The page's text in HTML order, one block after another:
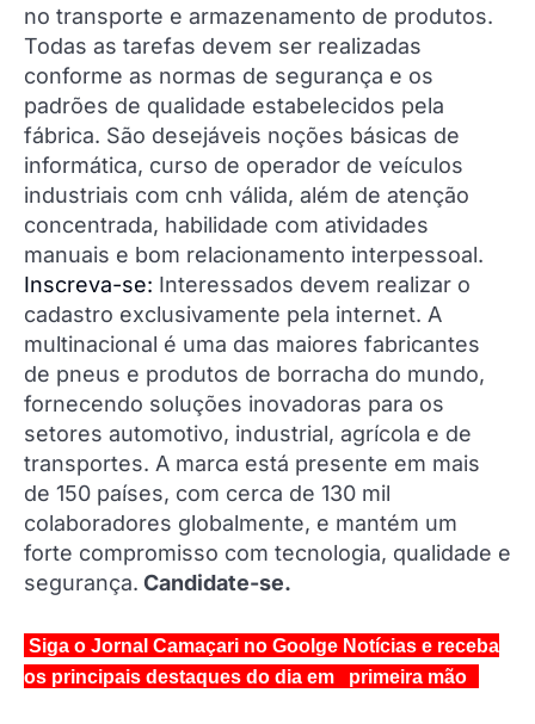
no transporte e armazenamento de produtos.
Todas as tarefas devem ser realizadas
conforme as normas de segurança e os
padrões de qualidade estabelecidos pela
fábrica. São desejáveis noções básicas de
informática, curso de operador de veículos
industriais com cnh válida, além de atenção
concentrada, habilidade com atividades
manuais e bom relacionamento interpessoal.
Inscreva-se: Interessados devem realizar o
cadastro exclusivamente pela internet. A
multinacional é uma das maiores fabricantes
de pneus e produtos de borracha do mundo,
fornecendo soluções inovadoras para os
setores automotivo, industrial, agrícola e de
transportes. A marca está presente em mais
de 150 países, com cerca de 130 mil
colaboradores globalmente, e mantém um
forte compromisso com tecnologia, qualidade e
segurança. Candidate-se.
Siga o Jornal Camaçari no Goolge Notícias e receba
os principais destaques do dia em primeira mão